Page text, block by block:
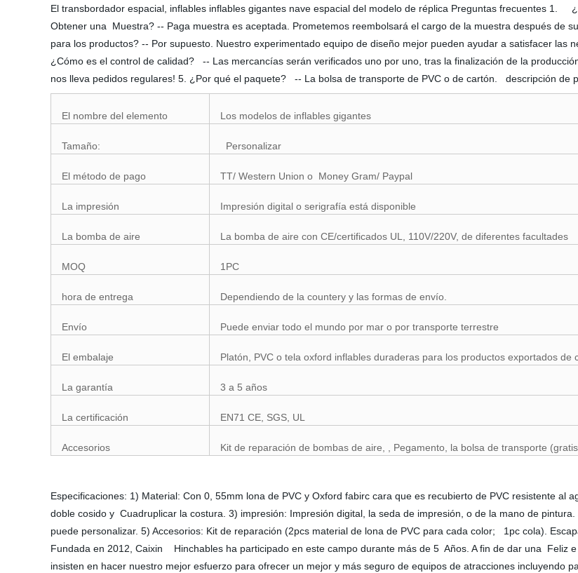
El transbordador espacial, inflables inflables gigantes nave espacial del modelo de réplica Preguntas frecuentes
Obtener una Muestra? -- Paga muestra es aceptada. Prometemos reembolsará el cargo de la muestra después
para los productos? -- Por supuesto. Nuestro experimentado equipo de diseño mejor pueden ayudar a satisfacer las
¿Cómo es el control de calidad? -- Las mercancías serán verificados uno por uno, tras la finalización de la
nos lleva pedidos regulares! 5. ¿Por qué el paquete? -- La bolsa de transporte de PVC o de cartón. descripción de
El nombre del elemento Los modelos de inflables gigantes
Tamaño: Personalizar
El método de pago TT/ Western Union o Money Gram/ Paypal
La impresión Impresión digital o serigrafía está disponible
La bomba de aire La bomba de aire con CE/certificados UL, 110V/220V, de diferentes facultades
MOQ 1PC
hora de entrega Dependiendo de la countery y las formas de envío.
Envío Puede enviar todo el mundo por mar o por transporte terrestre
El embalaje Platón, PVC o tela oxford inflables duraderas para los productos exportados
La garantía 3 a 5 años
La certificación EN71 CE, SGS, UL
Accesorios Kit de reparación de bombas de aire, , Pegamento, la bolsa de transporte (gratis
Especificaciones: 1) Material: Con 0, 55mm lona de PVC y Oxford fabirc cara que es recubierto de PVC resistente
doble cosido y Cuadruplicar la costura. 3) impresión: Impresión digital, la seda de impresión, o de la mano de
puede personalizar. 5) Accesorios: Kit de reparación (2pcs material de lona de PVC para cada color; 1pc cola).
Fundada en 2012, Caixin Hinchables ha participado en este campo durante más de 5 Años. A fin de dar una Feliz
insisten en hacer nuestro mejor esfuerzo para ofrecer un mejor y más seguro de equipos de atracciones incluyendo